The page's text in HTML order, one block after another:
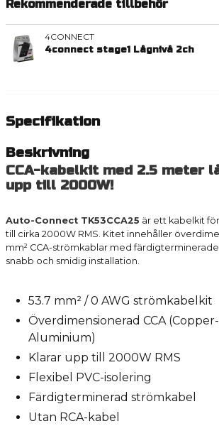
Rekommenderade tillbehör
4CONNECT
4connect stage1 Lågnivå 2ch
Beskrivning
CCA-kabelkit med 2.5 meter
upp till 2000W!
Auto-Connect TK53CCA25 är ett kabelkit
till cirka 2000W RMS. Kitet innehåller
mm² CCA-strömkablar med
snabb och smidig installation.
53.7 mm² / 0 AWG strömkabelkit
Överdimensionerad CCA
Aluminium)
Klarar upp till 2000W RMS
Flexibel PVC-isolering
Färdigterminerad strömkabel
Utan RCA-kabel
Specifikation